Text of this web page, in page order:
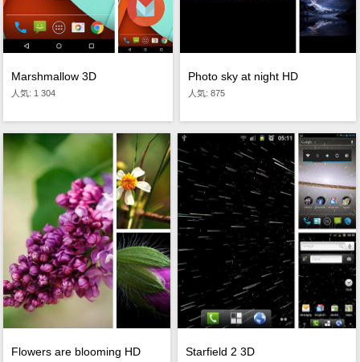
Marshmallow 3D
人気: 1 304
Photo sky at night HD
人気: 875
Flowers are blooming HD Starfield 2 3D